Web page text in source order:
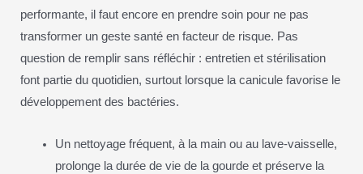
performante, il faut encore en prendre soin pour ne pas
transformer un geste santé en facteur de risque. Pas
question de remplir sans réfléchir : entretien et stérilisation
font partie du quotidien, surtout lorsque la canicule favorise le
développement des bactéries.
Un nettoyage fréquent, à la main ou au lave-vaisselle,
prolonge la durée de vie de la gourde et préserve la